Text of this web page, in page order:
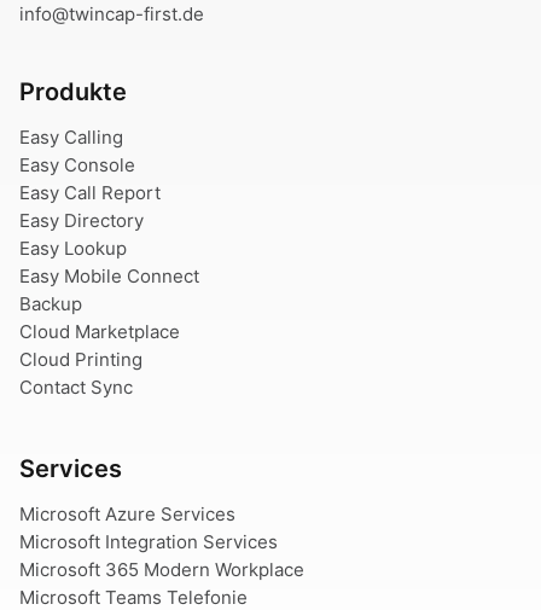
info@twincap-first.de
Produkte
Easy Calling
Easy Console
Easy Call Report
Easy Directory
Easy Lookup
Easy Mobile Connect
Backup
Cloud Marketplace
Cloud Printing
Contact Sync
Services
Microsoft Azure Services
Microsoft Integration Services
Microsoft 365 Modern Workplace
Microsoft Teams Telefonie